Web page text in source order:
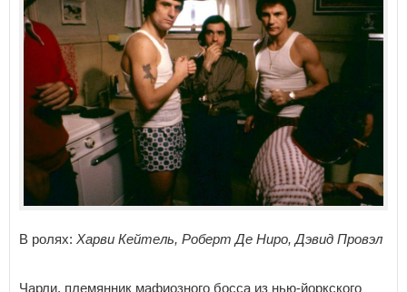
В ролях: Харви Кейтель, Роберт Де Ниро, Дэвид Провэл
Чарли, племянник мафиозного босса из нью-йоркского